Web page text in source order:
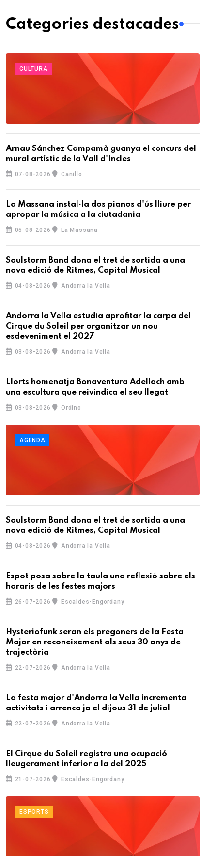
Categories destacades
CULTURA
Arnau Sánchez Campamà guanya el concurs del
mural artístic de la Vall d'Incles
07-08-2026 Canillo
La Massana instal·la dos pianos d'ús lliure per
apropar la música a la ciutadania
05-08-2026 La Massana
Soulstorm Band dona el tret de sortida a una
nova edició de Ritmes, Capital Musical
04-08-2026 Andorra la Vella
Andorra la Vella estudia aprofitar la carpa del
Cirque du Soleil per organitzar un nou
esdeveniment el 2027
03-08-2026 Andorra la Vella
Llorts homenatja Bonaventura Adellach amb
una escultura que reivindica el seu llegat
03-08-2026 Ordino
AGENDA
Soulstorm Band dona el tret de sortida a una
nova edició de Ritmes, Capital Musical
04-08-2026 Andorra la Vella
Espot posa sobre la taula una reflexió sobre els
horaris de les festes majors
26-07-2026 Escaldes-Engordany
Hysteriofunk seran els pregoners de la Festa
Major en reconeixement als seus 30 anys de
trajectòria
22-07-2026 Andorra la Vella
La festa major d'Andorra la Vella incrementa
activitats i arrenca ja el dijous 31 de juliol
22-07-2026 Andorra la Vella
El Cirque du Soleil registra una ocupació
lleugerament inferior a la del 2025
21-07-2026 Escaldes-Engordany
ESPORTS